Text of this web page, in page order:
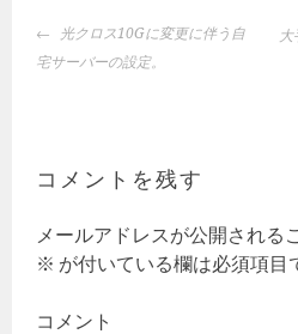
投
稿
ー
ョ
ン
光クロス10Gに変更に伴う自
宅サーバーの設定。
コメントを残す
メールアドレスが公開される
※ が付いている欄は必須項目
コメント